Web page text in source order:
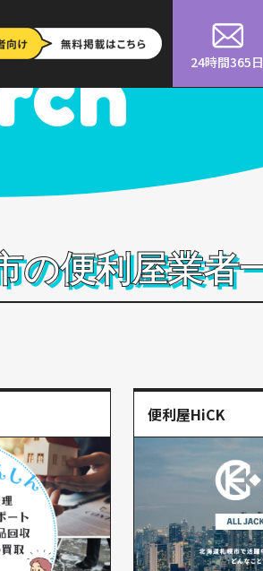
24時間365日
の便利屋業者
便利屋HiCK